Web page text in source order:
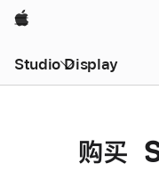
Apple
Studio Display
购买